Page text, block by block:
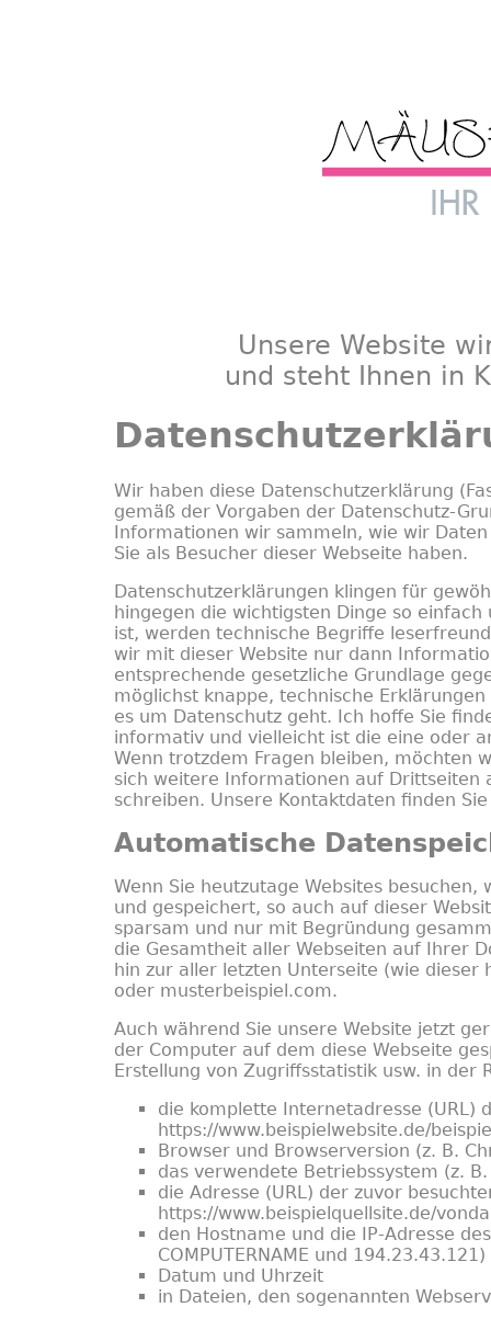
Unsere Website
und steht Ihnen in
Wir haben diese Datenschutzerklärung
gemäß der Vorgaben der Datenschutz-
Informationen wir sammeln, wie wir
Sie als Besucher dieser Webseite haben.
Datenschutzerklärungen klingen für
hingegen die wichtigsten Dinge so
ist, werden technische Begriffe
wir mit dieser Website nur dann
entsprechende gesetzliche Grundlage
möglichst knappe, technische
es um Datenschutz geht. Ich hoffe Sie
informativ und vielleicht ist die eine oder
Wenn trotzdem Fragen bleiben, möchten
sich weitere Informationen auf Drittseiten
schreiben. Unsere Kontaktdaten finden
Automatische
Wenn Sie heutzutage Websites
und gespeichert, so auch auf dieser
sparsam und nur mit Begründung
die Gesamtheit aller Webseiten auf Ihrer
hin zur aller letzten Unterseite (wie dieser
oder musterbeispiel.com.
Auch während Sie unsere Website jetzt
der Computer auf dem diese Webseite
Erstellung von Zugriffsstatistik usw. in der
die komplette Internetadresse (URL)
https://www.beispielwebsite.de/
Browser und Browserversion (z. B.
das verwendete Betriebssystem (z.
die Adresse (URL) der zuvor
https://www.beispielquellsite.de/
den Hostname und die IP-Adresse
COMPUTERNAME und 194.23.43.121)
Datum und Uhrzeit
in Dateien, den sogenannten